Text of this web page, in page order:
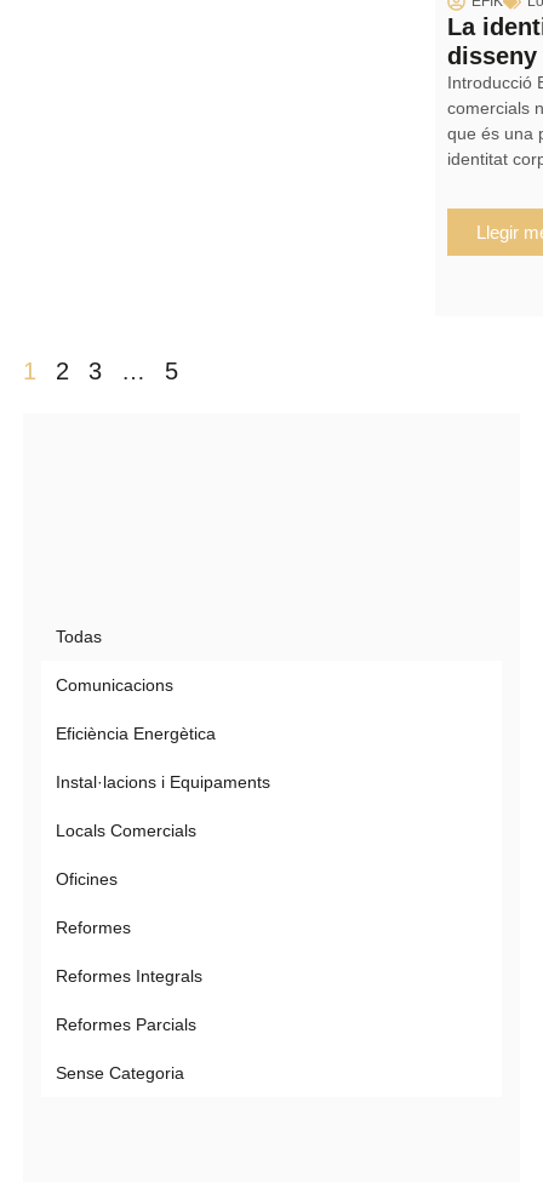
La
disseny
Introducció
comercials
que és una
identitat
Llegir
1 2 3 … 5
Comunicacions
Eficiència Energètica
Instal·lacions i Equipaments
Locals Comercials
Oficines
Reformes
Reformes Integrals
Reformes Parcials
Sense Categoria
Todas